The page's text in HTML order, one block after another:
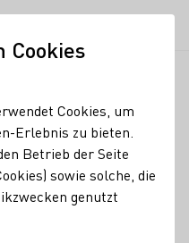
Jessica
Cookies
Cookies, um
Erlebnis zu bieten.
Betrieb der Seite
sowie solche, die
genutzt